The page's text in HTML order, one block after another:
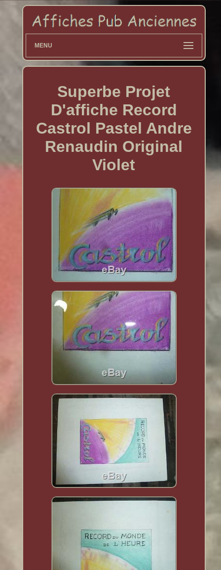
MENU
Superbe Projet
D'affiche Record
Castrol Pastel Andre
Renaudin Original
Violet